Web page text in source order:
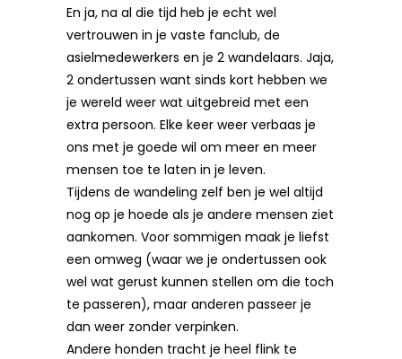
En ja, na al die tijd heb je echt wel
vertrouwen in je vaste fanclub, de
asielmedewerkers en je 2 wandelaars. Jaja,
2 ondertussen want sinds kort hebben we
je wereld weer wat uitgebreid met een
extra persoon. Elke keer weer verbaas je
ons met je goede wil om meer en meer
mensen toe te laten in je leven.
Tijdens de wandeling zelf ben je wel altijd
nog op je hoede als je andere mensen ziet
aankomen. Voor sommigen maak je liefst
een omweg (waar we je ondertussen ook
wel wat gerust kunnen stellen om die toch
te passeren), maar anderen passeer je
dan weer zonder verpinken.
Andere honden tracht je heel flink te